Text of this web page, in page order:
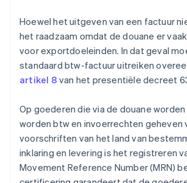
Hoewel het uitgeven van een factuur
het raadzaam omdat de douane er
voor exportdoeleinden. In dat geval
standaard btw-factuur uitreiken
artikel 8 van het presentiële decreet
Op goederen die via de douane
worden btw en invoerrechten geheven
voorschriften van het land van
inklaring en levering is het registreren
Movement Reference Number (MRN)